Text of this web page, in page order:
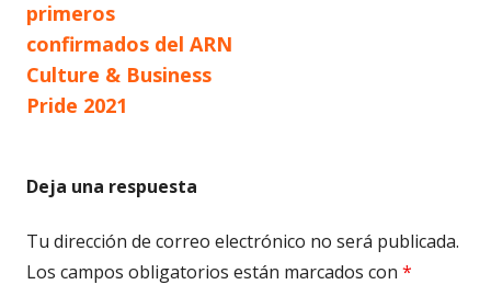
primeros
confirmados del ARN
Culture & Business
Pride 2021
Deja una respuesta
Tu dirección de correo electrónico no será publicada.
Los campos obligatorios están marcados con *